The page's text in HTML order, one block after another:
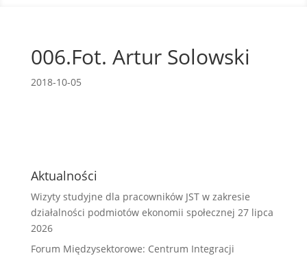
006.Fot. Artur Solowski
2018-10-05
Aktualności
Wizyty studyjne dla pracowników JST w zakresie
działalności podmiotów ekonomii społecznej 27 lipca
2026
Forum Międzysektorowe: Centrum Integracji